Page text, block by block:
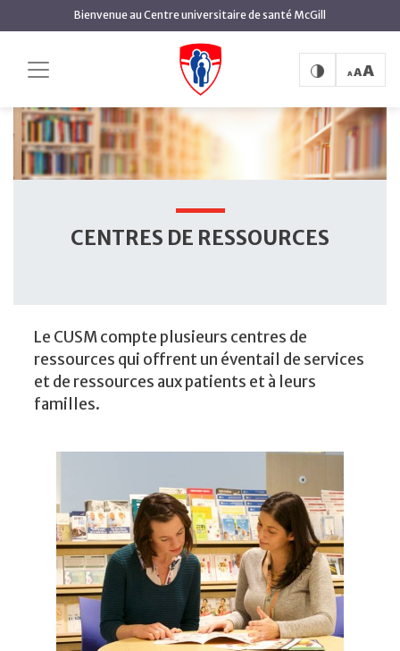
principal
Bienvenue au Centre universitaire de santé McGill
Centres de ressources pour les patients
CENTRES DE RESSOURCES
Le CUSM compte plusieurs centres de
ressources qui offrent un éventail de services
et de ressources aux patients et à leurs
familles.